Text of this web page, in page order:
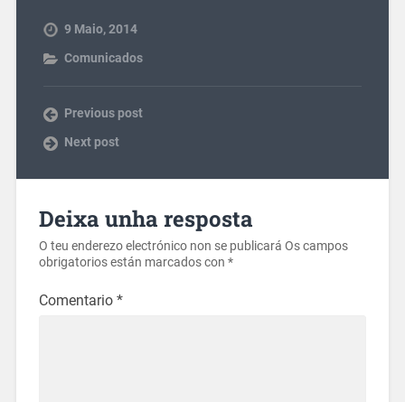
9 Maio, 2014
Comunicados
Previous post
Next post
Deixa unha resposta
O teu enderezo electrónico non se publicará Os campos
obrigatorios están marcados con *
Comentario *